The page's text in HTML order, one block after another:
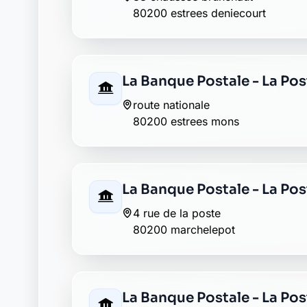
80200 monchy lagache
Abeille assurances
35 rue saint fursy
80200 peronne
AXA peronne
44 rue saint fursy
80200 peronne
BNP Paribas peronne